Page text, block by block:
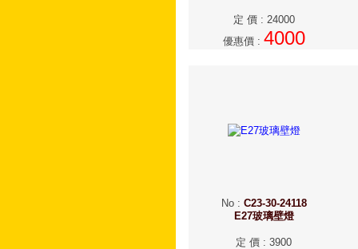
定 價: 24000
優惠價: 4000
No: C23-30-24118
E27玻璃壁燈
定 價 : 3900